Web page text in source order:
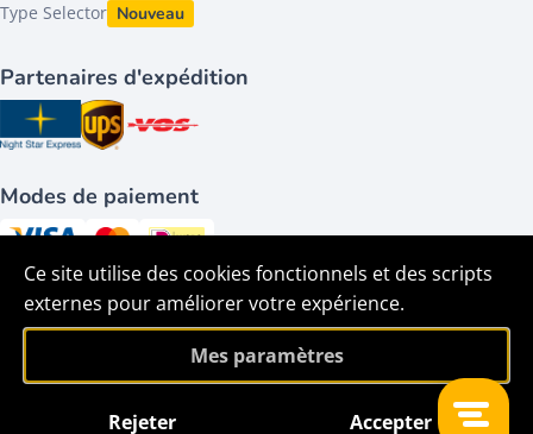
Ce site utilise des cookies fonctionnels et des scripts
externes pour améliorer votre expérience.
Mes paramètres
Rejeter Accepter
Type Selector Nouveau
Partenaires d'expédition
Modes de paiement
Suivez-nous sur